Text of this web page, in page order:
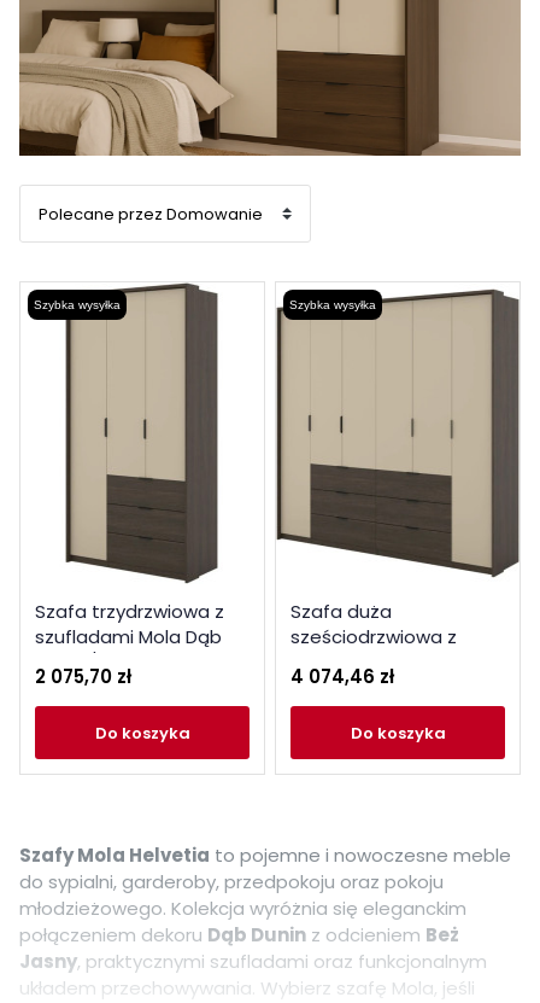
Szybka wysyłka
Szafa trzydrzwiowa z
szufladami Mola Dąb
Dunin / Beż Helvetia
Wieruszów
2 075,70 zł
do koszyka
Szybka wysyłka
Szafa duża
sześciodrzwiowa z
szufladami Mola Dąb
Dunin / Beż Helvetia
Wieruszów
4 074,46 zł
do koszyka
Szafy Mola Helvetia to pojemne i nowoczesne meble
do sypialni, garderoby, przedpokoju oraz pokoju
młodzieżowego. Kolekcja wyróżnia się eleganckim
połączeniem dekoru Dąb Dunin z odcieniem Beż
Jasny, praktycznymi szufladami oraz funkcjonalnym
układem przechowywania. Wybierz szafę Mola, jeśli